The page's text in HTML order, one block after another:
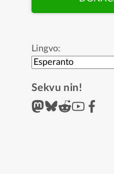
Lingvo:
Sekvu nin!